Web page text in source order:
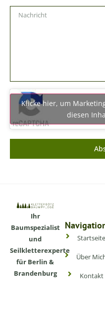
Klicke hier, um
diesen
Ihr
Baumspezialist
und
Seilkletterexperte
für Berlin &
Brandenburg
Startseite
Über
Kontakt